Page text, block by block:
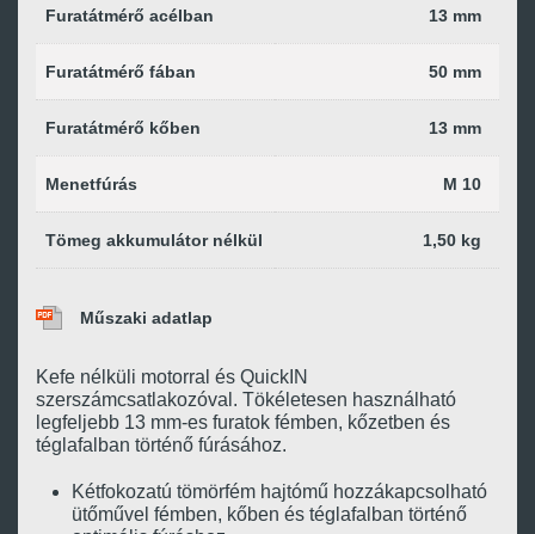
Furatátmérő acélban 13 mm
Furatátmérő fában 50 mm
Furatátmérő kőben 13 mm
Menetfúrás M 10
Tömeg akkumulátor nélkül 1,50 kg
Műszaki adatlap
Kefe nélküli motorral és QuickIN
szerszámcsatlakozóval. Tökéletesen használható
legfeljebb 13 mm-es furatok fémben, kőzetben és
téglafalban történő fúrásához.
Kétfokozatú tömörfém hajtómű hozzákapcsolható
ütőművel fémben, kőben és téglafalban történő